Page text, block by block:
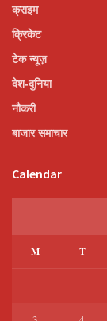
क्राइम
क्रिकेट
टेक न्यूज़
देश-दुनिया
नौकरी
बाजार समाचार
Calendar
M T